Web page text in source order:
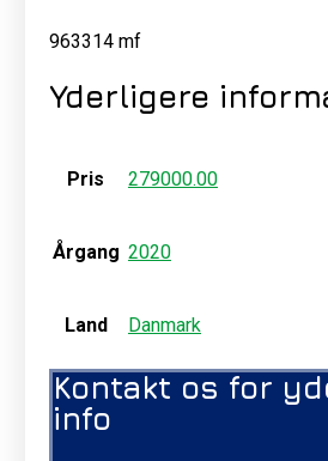
963314 mf
Yderligere
Pris 279000.00
Årgang 2020
Land Danmark
Kontakt os for
info